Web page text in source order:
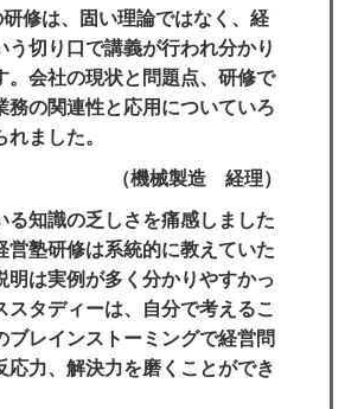
修は、固い理論ではなく、経
う切り口で講義が行われ分かり
。会社の現状と問題点、研修で
務の関連性と応用についていろ
れました。
（機械製造 経理）
る知識の乏しさを痛感しました
営塾研修は系統的に教えていた
明は実例が多く分かりやすかっ
スタディーは、自分で考えるこ
ブレインストーミングで経営問
応力、解決力を磨くことができ